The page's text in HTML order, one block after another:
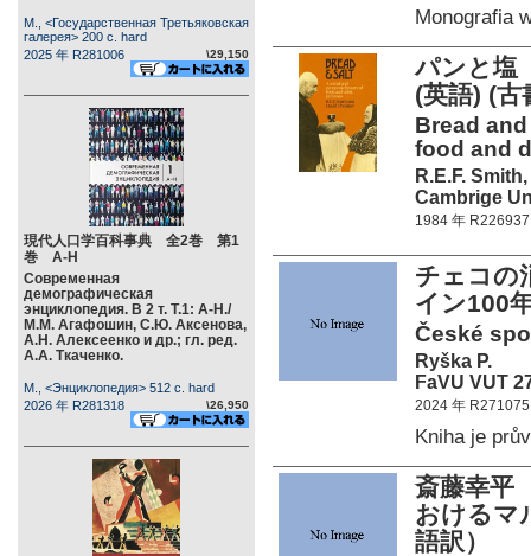
М., <Государственная Третьяковская
галерея> 200 c. hard
2025 年 R281006
\29,150
現代人口学百科事典 全2巻 第1
巻 А-Н
Современная
демографическая
энциклопедия. В 2 т. Т.1: А-Н./
М.М. Агафошин, С.Ю. Аксенова,
А.Н. Алексеенко и др.; гл. ред.
А.А. Ткаченко.
М., <Энциклопедия> 512 c. hard
2026 年 R281318
\26,950
Monografia
パンと
(英語) (古
Bread
food and
R.E.F.
Cambrige
1984 年 R226937
チェコの
イン100
České
Ryška P.
FaVU VUT
2024 年 R271075
Kniha je
斎藤幸平
おけるマ
語訳）